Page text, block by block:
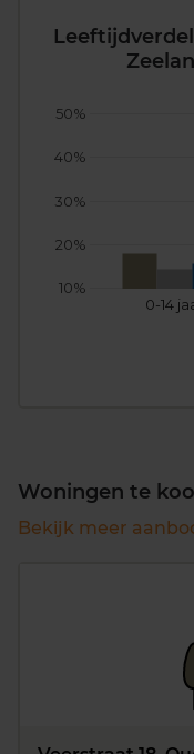
0-14
10%
20%
30%
40%
50%
Woningen te
Bekijk meer